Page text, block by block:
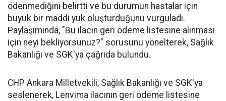
ödenmediğini belirtti ve bu durumun hastalar için
büyük bir maddi yük oluşturduğunu vurguladı.
Paylaşımında, "Bu ilacın geri ödeme listesine alınması
için neyi bekliyorsunuz?" sorusunu yönelterek, Sağlık
Bakanlığı ve SGK'ya çağrıda bulundu.
CHP Ankara Milletvekili, Sağlık Bakanlığı ve SGK'ya
seslenerek, Lenvima ilacının geri ödeme listesine